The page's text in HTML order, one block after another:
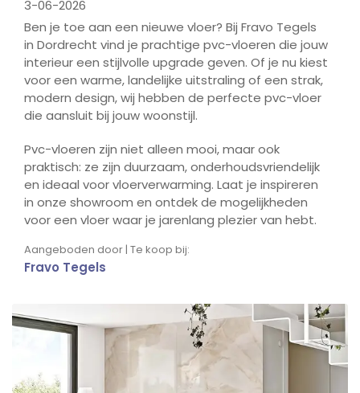
3-06-2026
Ben je toe aan een nieuwe vloer? Bij Fravo Tegels
in Dordrecht vind je prachtige pvc-vloeren die jouw
interieur een stijlvolle upgrade geven. Of je nu kiest
voor een warme, landelijke uitstraling of een strak,
modern design, wij hebben de perfecte pvc-vloer
die aansluit bij jouw woonstijl.
Pvc-vloeren zijn niet alleen mooi, maar ook
praktisch: ze zijn duurzaam, onderhoudsvriendelijk
en ideaal voor vloerverwarming. Laat je inspireren
in onze showroom en ontdek de mogelijkheden
voor een vloer waar je jarenlang plezier van hebt.
Aangeboden door | Te koop bij:
Fravo Tegels